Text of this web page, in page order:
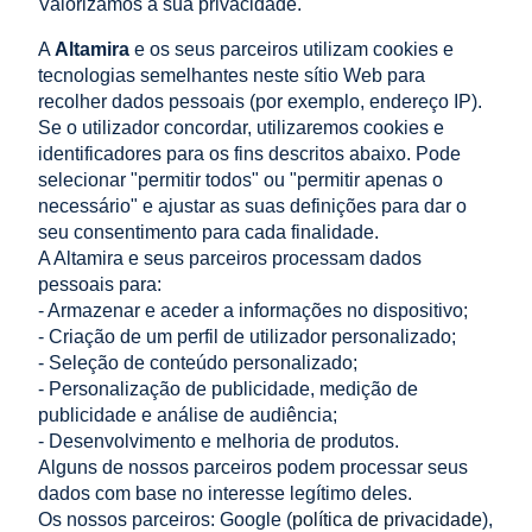
Configuração disponível
CÓDIGO DO
NÚMERO DE
CATÁLOGO.
EAN
GPV-401-73
002061652/ETI
LOJA
AJUDA
A MINHA CONTA
Valorizamos a sua privacidade.
AAltamira e os seus parceiros utilizam cookies e
tecnologias semelhantes neste sítio Web para
recolher dados pessoais (por exemplo, endereço IP).
Se o utilizador concordar, utilizaremos cookies e
identificadores para os fins descritos abaixo. Pode
selecionar "permitir todos" ou "permitir apenas o
necessário" e ajustar as suas definições para dar o
seu consentimento para cada finalidade.
A Altamira e seus parceiros processam dados
pessoais para:
- Armazenar e aceder a informações no dispositivo;
- Criação de um perfil de utilizador personalizado;
- Seleção de conteúdo personalizado;
- Personalização de publicidade, medição de
publicidade e análise de audiência;
- Desenvolvimento e melhoria de produtos.
Alguns de nossos parceiros podem processar seus
dados com base no interesse legítimo deles.
Os nossos parceiros: Google (política de privacidade),